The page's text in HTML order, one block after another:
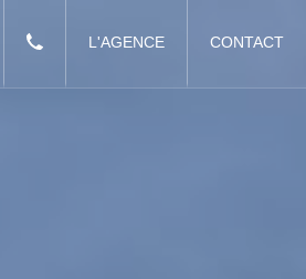
L'AGENCE CONTACT